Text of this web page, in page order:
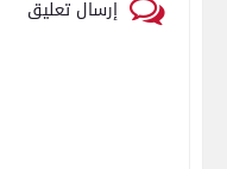
إرسال تعليق